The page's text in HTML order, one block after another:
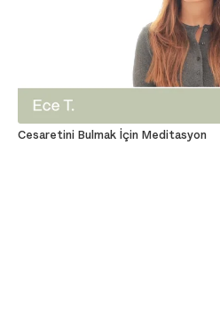
Cesaretini Bulmak İçin Meditasyon